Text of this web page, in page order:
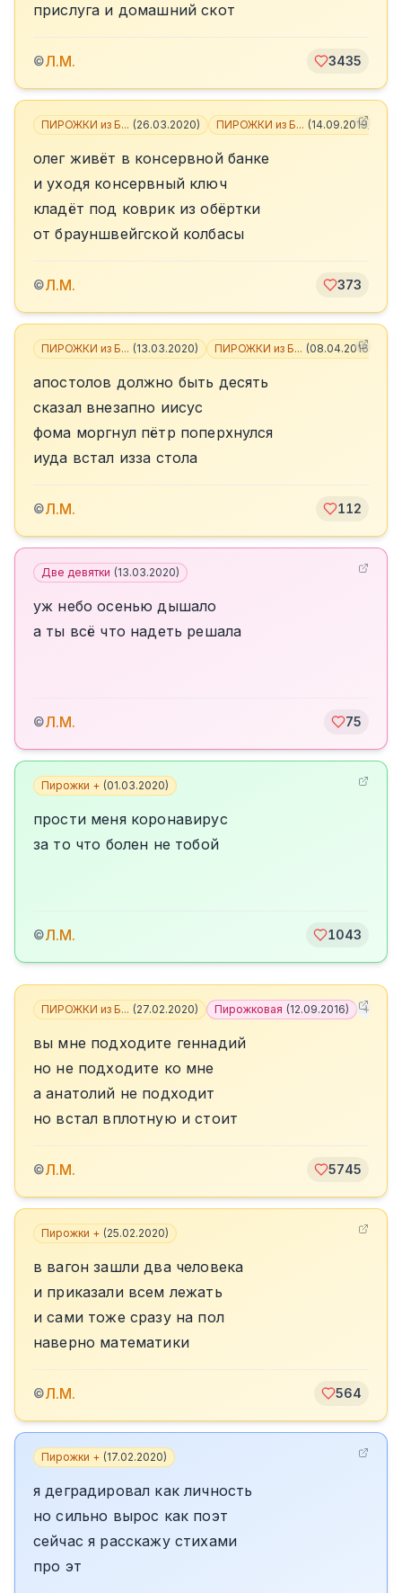
прислуга и домашний скот
©Л.М. 3435
ПИРОЖКИ из Б... (26.03.2020) ПИРОЖКИ из Б... (14.09.2019
олег живёт в консервной банке
и уходя консервный ключ
кладёт под коврик из обёртки
от брауншвейгской колбасы
©Л.М. 373
ПИРОЖКИ из Б... (13.03.2020) ПИРОЖКИ из Б... (08.04.2016
апостолов должно быть десять
сказал внезапно иисус
фома моргнул пётр поперхнулся
иуда встал изза стола
©Л.М. 112
Две девятки (13.03.2020)
уж небо осенью дышало
а ты всё что надеть решала
©Л.М. 75
Пирожки + (01.03.2020)
прости меня коронавирус
за то что болен не тобой
©Л.М. 1043
ПИРОЖКИ из Б... (27.02.2020) Пирожковая (12.09.2016) +
вы мне подходите геннадий
но не подходите ко мне
а анатолий не подходит
но встал вплотную и стоит
©Л.М. 5745
Пирожки + (25.02.2020)
в вагон зашли два человека
и приказали всем лежать
и сами тоже сразу на пол
наверно математики
©Л.М. 564
Пирожки + (17.02.2020)
я деградировал как личность
но сильно вырос как поэт
сейчас я расскажу стихами
про эт